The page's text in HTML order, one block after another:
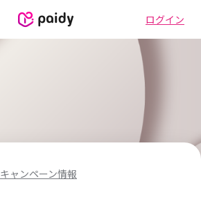
ログイン
キャンペーン情報